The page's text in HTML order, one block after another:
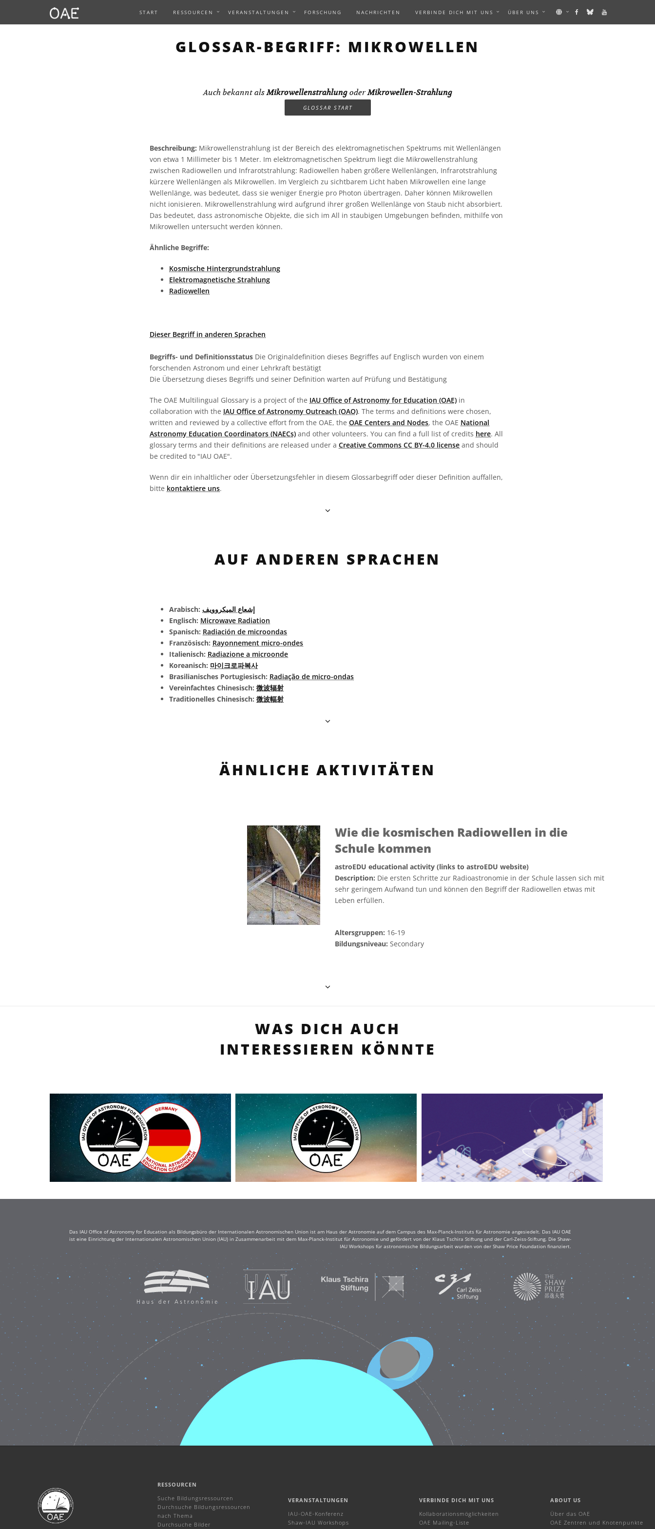
START RESSOURCEN VERANSTALTUNGEN FORSCHUNG NACHRICHTEN VERBINDE DICH MIT UNS ÜBER UNS
GLOSSAR-BEGRIFF: MIKROWELLEN
Auch bekannt alsMikrowellenstrahlungoderMikrowellen-Strahlung
GLOSSAR START
Beschreibung: Mikrowellenstrahlung ist der Bereich des elektromagnetischen Spektrums mit Wellenlängen
von etwa 1 Millimeter bis 1 Meter. Im elektromagnetischen Spektrum liegt die Mikrowellenstrahlung
zwischen Radiowellen und Infrarotstrahlung: Radiowellen haben größere Wellenlängen, Infrarotstrahlung
kürzere Wellenlängen als Mikrowellen. Im Vergleich zu sichtbarem Licht haben Mikrowellen eine lange
Wellenlänge, was bedeutet, dass sie weniger Energie pro Photon übertragen. Daher können Mikrowellen
nicht ionisieren. Mikrowellenstrahlung wird aufgrund ihrer großen Wellenlänge von Staub nicht absorbiert.
Das bedeutet, dass astronomische Objekte, die sich im All in staubigen Umgebungen befinden, mithilfe von
Mikrowellen untersucht werden können.
Ähnliche Begriffe:
Kosmische Hintergrundstrahlung
Elektromagnetische Strahlung
Radiowellen
Dieser Begriff in anderen Sprachen
Begriffs- und Definitionsstatus Die Originaldefinition dieses Begriffes auf Englisch wurden von einem
forschenden Astronom und einer Lehrkraft bestätigt
Die Übersetzung dieses Begriffs und seiner Definition warten auf Prüfung und Bestätigung
The OAE Multilingual Glossary is a project of the IAU Office of Astronomy for Education (OAE) in
collaboration with the IAU Office of Astronomy Outreach (OAO). The terms and definitions were chosen,
written and reviewed by a collective effort from the OAE, the OAE Centers and Nodes, the OAE National
Astronomy Education Coordinators (NAECs) and other volunteers. You can find a full list of credits here. All
glossary terms and their definitions are released under a Creative Commons CC BY-4.0 license and should
be credited to "IAU OAE".
Wenn dir ein inhaltlicher oder Übersetzungsfehler in diesem Glossarbegriff oder dieser Definition auffallen,
bitte kontaktiere uns.
AUF ANDEREN SPRACHEN
Arabisch: إشعاع الميكروويف
Englisch: Microwave Radiation
Spanisch: Radiación de microondas
Französisch: Rayonnement micro-ondes
Italienisch: Radiazione a microonde
Koreanisch: 마이크로파복사
Brasilianisches Portugiesisch: Radiação de micro-ondas
Vereinfachtes Chinesisch: 微波辐射
Traditionelles Chinesisch: 微波輻射
ÄHNLICHE AKTIVITÄTEN
Wie die kosmischen Radiowellen in die
Schule kommen
astroEDU educational activity (links to astroEDU website)
Description: Die ersten Schritte zur Radioastronomie in der Schule lassen sich mit
sehr geringem Aufwand tun und können den Begriff der Radiowellen etwas mit
Leben erfüllen.
Altersgruppen: 16-19
Bildungsniveau: Secondary
WAS DICH AUCH
INTERESSIEREN KÖNNTE
Das IAU Office of Astronomy for Education als Bildungsbüro der Internationalen Astronomischen Union ist am Haus der Astronomie auf dem Campus des Max-Planck-Instituts für Astronomie angesiedelt. Das IAU OAE
ist eine Einrichtung der Internationalen Astronomischen Union (IAU) in Zusammenarbeit mit dem Max-Planck-Institut für Astronomie und gefördert von der Klaus Tschira Stiftung und der Carl-Zeiss-Stiftung. Die Shaw-
IAU Workshops für astronomische Bildungsarbeit wurden von der Shaw Price Foundation finanziert.
RESSOURCEN
Suche Bildungsressourcen
Durchsuche Bildungsressourcen
nach Thema
Durchsuche Bilder
VERANSTALTUNGEN
IAU-OAE-Konferenz
Shaw-IAU Workshops
VERBINDE DICH MIT UNS
Kollaborationsmöglichkeiten
OAE Mailing-Liste
ABOUT US
Über das OAE
OAE Zentren und Knotenpunkte